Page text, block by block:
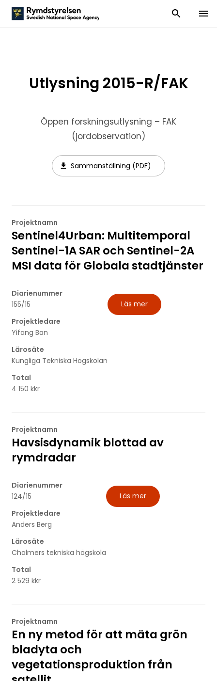
Visa och dölj
Visa
Utlysning 2015-R/FAK
Öppen forskningsutlysning – FAK
(jordobservation)
Sammanställning (PDF)
Projektnamn
Sentinel4Urban: Multitemporal
Sentinel-1A SAR och Sentinel-2A
MSI data för Globala stadtjänster
Diarienummer
155/15
Projektledare
Yifang Ban
Lärosäte
Kungliga Tekniska Högskolan
Total
4 150 kkr
Läs mer
Projektnamn
Havsisdynamik blottad av
rymdradar
Diarienummer
124/15
Projektledare
Anders Berg
Lärosäte
Chalmers tekniska högskola
Total
2 529 kkr
Läs mer
Projektnamn
En ny metod för att mäta grön
bladyta och
vegetationsproduktion från